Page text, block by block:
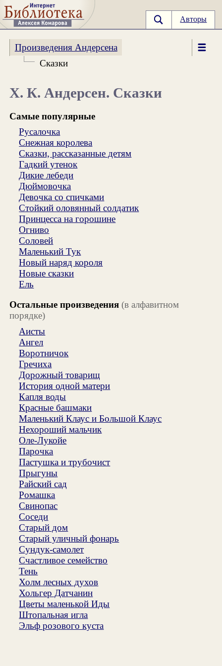
Авторы
Произведения Андерсена
Сказки
Х. К. Андерсен. Сказки
Самые популярные
Русалочка
Снежная королева
Сказки, рассказанные детям
Гадкий утенок
Дикие лебеди
Дюймовочка
Девочка со спичками
Стойкий оловянный солдатик
Принцесса на горошине
Огниво
Соловей
Маленький Тук
Новый наряд короля
Новые сказки
Ель
Остальные произведения (в алфавитном
порядке)
Аисты
Ангел
Воротничок
Гречиха
Дорожный товарищ
История одной матери
Капля воды
Красные башмаки
Маленький Клаус и Большой Клаус
Нехороший мальчик
Оле-Лукойе
Парочка
Пастушка и трубочист
Прыгуны
Райский сад
Ромашка
Свинопас
Соседи
Старый дом
Старый уличный фонарь
Сундук-самолет
Счастливое семейство
Тень
Холм лесных духов
Хольгер Датчанин
Цветы маленькой Иды
Штопальная игла
Эльф розового куста